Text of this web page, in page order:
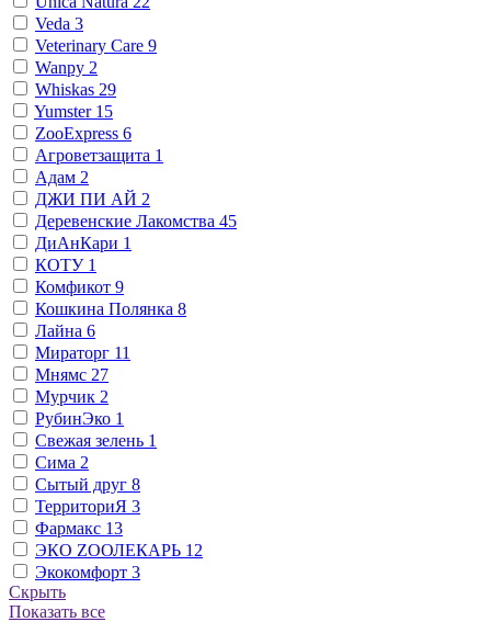
Veda 3
Veterinary Сare 9
Wanpy 2
Whiskas 29
Yumster 15
ZooExpress 6
Агроветзащита 1
Адам 2
ДЖИ ПИ АЙ 2
Деревенские Лакомства 45
ДиАнКари 1
КОТУ 1
Комфикот 9
Кошкина Полянка 8
Лайна 6
Мираторг 11
Мнямс 27
Мурчик 2
РубинЭко 1
Свежая зелень 1
Сима 2
Сытый друг 8
ТерриториЯ 3
Фармакс 13
ЭКО ZООЛЕКАРЬ 12
Экокомфорт 3
Скрыть
Показать все